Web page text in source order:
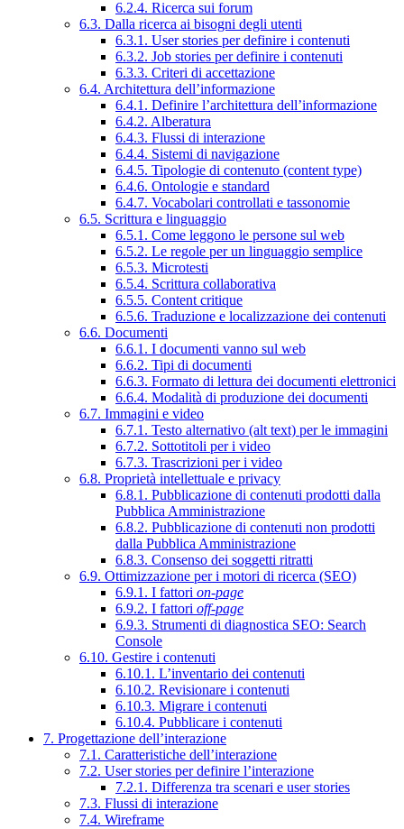
6.2.4. Ricerca sui forum
6.3. Dalla ricerca ai bisogni degli utenti
6.3.1. User stories per definire i contenuti
6.3.2. Job stories per definire i contenuti
6.3.3. Criteri di accettazione
6.4. Architettura dell’informazione
6.4.1. Definire l’architettura dell’informazione
6.4.2. Alberatura
6.4.3. Flussi di interazione
6.4.4. Sistemi di navigazione
6.4.5. Tipologie di contenuto (content type)
6.4.6. Ontologie e standard
6.4.7. Vocabolari controllati e tassonomie
6.5. Scrittura e linguaggio
6.5.1. Come leggono le persone sul web
6.5.2. Le regole per un linguaggio semplice
6.5.3. Microtesti
6.5.4. Scrittura collaborativa
6.5.5. Content critique
6.5.6. Traduzione e localizzazione dei contenuti
6.6. Documenti
6.6.1. I documenti vanno sul web
6.6.2. Tipi di documenti
6.6.3. Formato di lettura dei documenti elettronici
6.6.4. Modalità di produzione dei documenti
6.7. Immagini e video
6.7.1. Testo alternativo (alt text) per le immagini
6.7.2. Sottotitoli per i video
6.7.3. Trascrizioni per i video
6.8. Proprietà intellettuale e privacy
6.8.1. Pubblicazione di contenuti prodotti dalla
Pubblica Amministrazione
6.8.2. Pubblicazione di contenuti non prodotti
dalla Pubblica Amministrazione
6.8.3. Consenso dei soggetti ritratti
6.9. Ottimizzazione per i motori di ricerca (SEO)
6.9.1. I fattori on-page
6.9.2. I fattori off-page
6.9.3. Strumenti di diagnostica SEO: Search
Console
6.10. Gestire i contenuti
6.10.1. L’inventario dei contenuti
6.10.2. Revisionare i contenuti
6.10.3. Migrare i contenuti
6.10.4. Pubblicare i contenuti
7. Progettazione dell’interazione
7.1. Caratteristiche dell’interazione
7.2. User stories per definire l’interazione
7.2.1. Differenza tra scenari e user stories
7.3. Flussi di interazione
7.4. Wireframe